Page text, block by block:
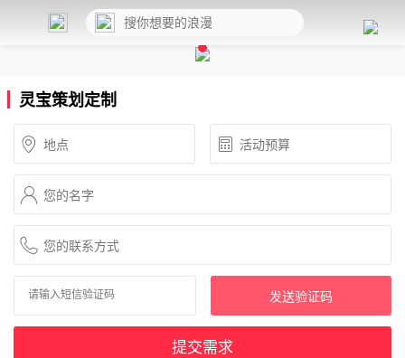
灵宝策划定制
发送验证码
提交需求